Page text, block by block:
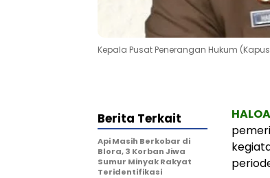
Kepala Pusat Penerangan Hukum
Berita Terkait
Api Masih Berkobar di
Blora, 3 Korban Jiwa
Sumur Minyak Rakyat
Teridentifikasi